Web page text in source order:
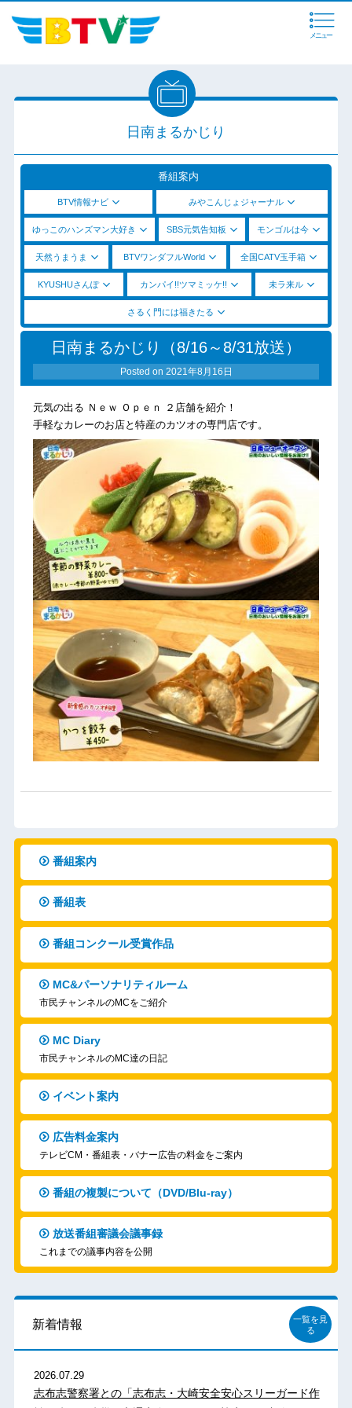
メニュー
日南まるかじり
番組案内
BTV情報ナビ みやこんじょジャーナル
ゆっこのハンズマン大好き SBS元気告知板 モンゴルは今
天然うまうま BTVワンダフルWorld 全国CATV玉手箱
KYUSHUさんぽ カンパイ!!ツマミッケ!! 未ラ来ル
さるく門には福きたる
日南まるかじり（8/16～8/31放送）
Posted on 2021年8月16日
元気の出る Ｎｅｗ Ｏｐｅｎ ２店舗を紹介！
手軽なカレーのお店と特産のカツオの専門店です。
番組案内
番組表
番組コンクール受賞作品
MC&パーソナリティルーム
市民チャンネルのMCをご紹介
MC Diary
市民チャンネルのMC達の日記
イベント案内
広告料金案内
テレビCM・番組表・バナー広告の料金をご案内
番組の複製について（DVD/Blu-ray）
放送番組審議会議事録
これまでの議事内容を公開
新着情報
一覧を見
る
2026.07.29
志布志警察署との「志布志・大崎安全安心スリーガード作